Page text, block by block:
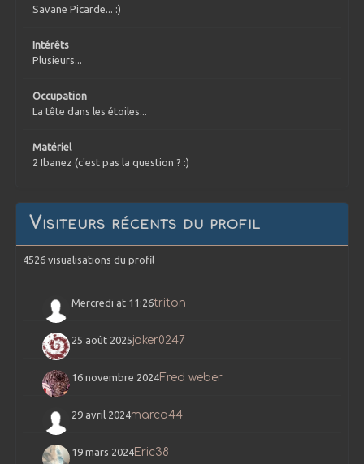
Savane Picarde... :)
Intérêts
Plusieurs...
Occupation
La tête dans les étoiles...
Matériel
2 Ibanez (c'est pas la question ? :)
Visiteurs récents du profil
4526 visualisations du profil
triton
Mercredi at 11:26
joker0247
25 août 2025
Fred weber
16 novembre 2024
marco44
29 avril 2024
Eric38
19 mars 2024